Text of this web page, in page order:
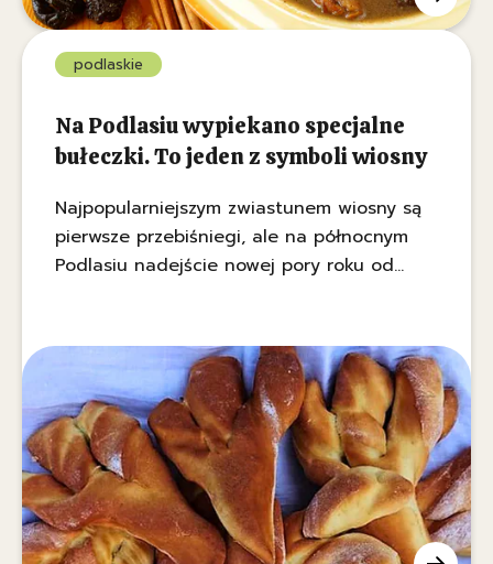
podlaskie
Na Podlasiu wypiekano specjalne
bułeczki. To jeden z symboli wiosny
Najpopularniejszym zwiastunem wiosny są
pierwsze przebiśniegi, ale na północnym
Podlasiu nadejście nowej pory roku od